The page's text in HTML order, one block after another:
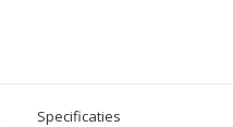
Specificaties